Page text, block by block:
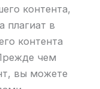
контента,
плагиат в
контента
чем
вы можете